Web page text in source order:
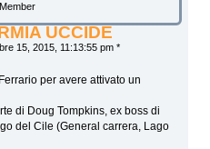
UCCIDE
15, 2015, 11:13:55 pm *
per avere attivato un
di Doug Tompkins, ex boss di
del Cile (General carrera, Lago